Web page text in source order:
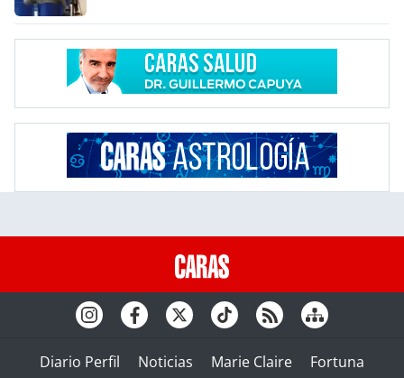
Diario Perfil Noticias Marie Claire Fortuna